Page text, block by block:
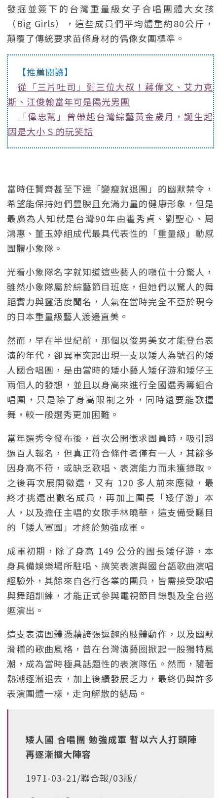
發掘並簽下的台灣重量級女子合唱團體大女孩
（Big Girls），這些成員們平均體重約80公斤，
顛覆了傳統要求苗條身材的偶像女團標準。
【推薦閱讀】
從「三片吐司」到三位大叔！蔣偉文、艾力克
斯、江俊翰當年可是陽光男團
「偉忠幫」曾帶起台灣綜藝黃金歲月，誕生起
因是大小 S 的玩笑話
當時任賢齊甚至下達「變瘦就退團」的幽默禁令，
希望能保持她們豐腴且充滿力量的健康形象，但是
最廣為人知就是台灣90年由霍秀貞、劉聖心、周
鴻惠、董玉婷組成代最具代表性的「重量級」動感
團體小象隊。
光看小象隊名字就知道這些藝人的噸位十分驚人，
雖然小象隊屬於綜藝節目班底，但她們以驚人的舞
蹈實力與靈活度聞名，人氣在當時完全不亞於現今
的日本重量級藝人渡邊直美。
然而，早在半世紀前，那個以俊男美女才能登台表
演的年代，卻異軍突起出現一支以矮人為號召的矮
人國合唱團，是由當時的矮小藝人矮仔游和矮仔王
兩個人的發想，並且以身高來進行全國選秀籌組合
唱團，只是除了身高限制之外，同時還要能歌擅
舞，較一般選秀更加困難。
當年選秀令發布後，首次公開徵求團員時，吸引超
過百人報名，但真正符合條件者僅有一人，其餘多
因身高不符，或缺乏歌唱、表演能力而未獲錄取。
之後再次展開徵選，又有 120 多人前來應徵，最
終才挑選出數名成員，再加上團長「矮仔游」本
人，以及擔任主唱的女歌手林曉華，這支備受矚目
的「矮人軍團」才終於勉強成軍。
成軍初期，除了身高 149 公分的團長矮仔游，本
身具備娛樂場所駐唱、搞笑表演與國台語歌曲演唱
經驗外，其餘來自各行各業的團員，皆需接受歌唱
與舞蹈訓練，才能正式參與電視節目錄製及全台巡
迴演出。
這支表演團體憑藉誇張逗趣的肢體動作，以及幽默
滑稽的歌曲風格，曾在台灣演藝圈掀起一股獨特風
潮，成為當時極具話題性的表演隊伍。然而，隨著
熱潮逐漸退去，加上後續發展乏力，最終仍與許多
表演團體一樣，走向解散的結局。
矮人國 合唱團 勉強成軍 暫以六人打頭陣
再逐漸擴大陣容
1971-03-21/聯合報/03版/